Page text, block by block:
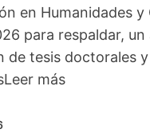
en Humanidades y
para respaldar, un
de tesis doctorales
Leer más